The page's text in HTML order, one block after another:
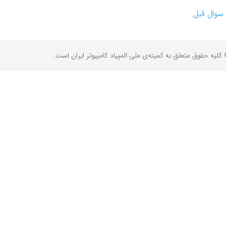
سوال قبل
حقوق متعلق به کمیته‌ی ملی المپیاد کامپیوتر ایران است.